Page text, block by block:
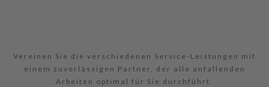
Vereinen Sie die verschiedenen Service-Leistungen mit
einem zuverlässigen Partner, der alle anfallenden
Arbeiten optimal für Sie durchführt.